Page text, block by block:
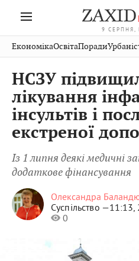
9 СЕРПНЯ,
Івано-
Франківськ
Тернопіль
Волинь
Закарпаття
Рівне
Чернівці
Шептицький
Стрий
Хмельницький
Вінниця
ЕкономікаОсвітаПоради
НСЗУ
лікування
інсультів і
екстреної
Із 1 липня деякі медичні
додаткове фінансування
Олександра
Суспільство —11:13,
0